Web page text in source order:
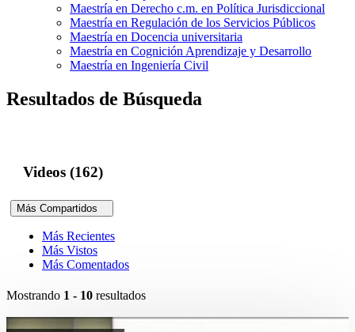
Maestría en Derecho c.m. en Política Jurisdiccional
Maestría en Regulación de los Servicios Públicos
Maestría en Docencia universitaria
Maestría en Cognición Aprendizaje y Desarrollo
Maestría en Ingeniería Civil
Resultados de Búsqueda
Videos (162)
Más Compartidos
Más Recientes
Más Vistos
Más Comentados
Mostrando 1 - 10 resultados